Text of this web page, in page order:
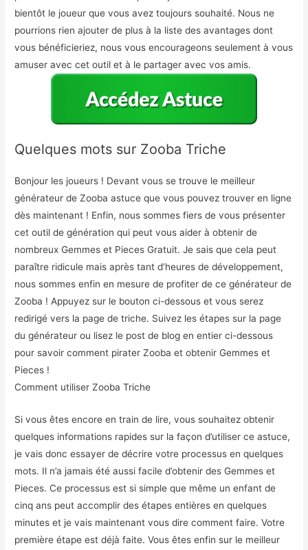
bientôt le joueur que vous avez toujours souhaité. Nous ne
pourrions rien ajouter de plus à la liste des avantages dont
vous bénéficieriez, nous vous encourageons seulement à vous
amuser avec cet outil et à le partager avec vos amis.
Quelques mots sur Zooba Triche
Bonjour les joueurs ! Devant vous se trouve le meilleur
générateur de Zooba astuce que vous pouvez trouver en ligne
dès maintenant ! Enfin, nous sommes fiers de vous présenter
cet outil de génération qui peut vous aider à obtenir de
nombreux Gemmes et Pieces Gratuit. Je sais que cela peut
paraître ridicule mais après tant d’heures de développement,
nous sommes enfin en mesure de profiter de ce générateur de
Zooba ! Appuyez sur le bouton ci-dessous et vous serez
redirigé vers la page de triche. Suivez les étapes sur la page
du générateur ou lisez le post de blog en entier ci-dessous
pour savoir comment pirater Zooba et obtenir Gemmes et
Pieces !
Comment utiliser Zooba Triche
Si vous êtes encore en train de lire, vous souhaitez obtenir
quelques informations rapides sur la façon d’utiliser ce astuce,
je vais donc essayer de décrire votre processus en quelques
mots. Il n’a jamais été aussi facile d’obtenir des Gemmes et
Pieces. Ce processus est si simple que même un enfant de
cinq ans peut accomplir des étapes entières en quelques
minutes et je vais maintenant vous dire comment faire. Votre
première étape est déjà faite. Vous êtes enfin sur le meilleur